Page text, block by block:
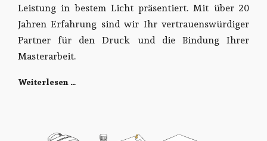
Leistung in bestem Licht präsentiert. Mit über 20
Jahren Erfahrung sind wir Ihr vertrauenswürdiger
Partner für den Druck und die Bindung Ihrer
Masterarbeit.
Weiterlesen …